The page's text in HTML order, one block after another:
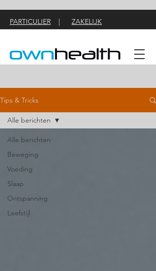
PARTICULIER | ZAKELIJK
Tips & Tricks
Alle berichten
Beweging
Voeding
Slaap
Ontspanning
Leefstijl
Alle berichten